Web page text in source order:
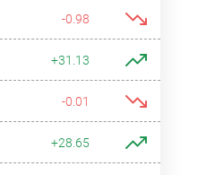
-0.98
+31.13
-0.01
+28.65